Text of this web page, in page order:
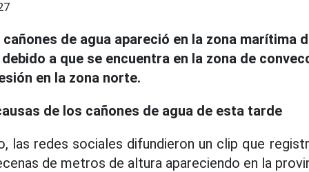
cañones de agua apareció en la zona marítima
a que se encuentra en la zona de
en la zona norte.
de los cañones de agua de esta tarde
las redes sociales difundieron un clip que
de metros de altura apareciendo en la